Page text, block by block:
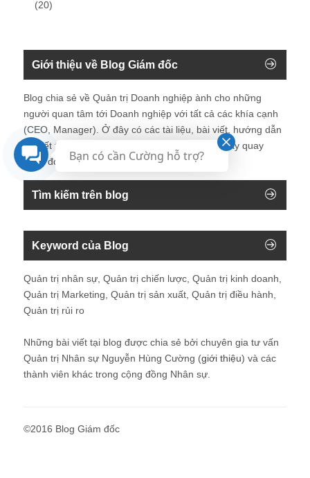
Quản trị Marketing, Quản trị sản xuất, Quản trị điều hành,
Những bài viết tại blog được chia sẻ bởi chuyên gia tư vấn
Quản trị Nhân sự Nguyễn Hùng Cường (
) và các
©2016 Blog Giám đốc
Bạn có cần Cường hỗ trợ?